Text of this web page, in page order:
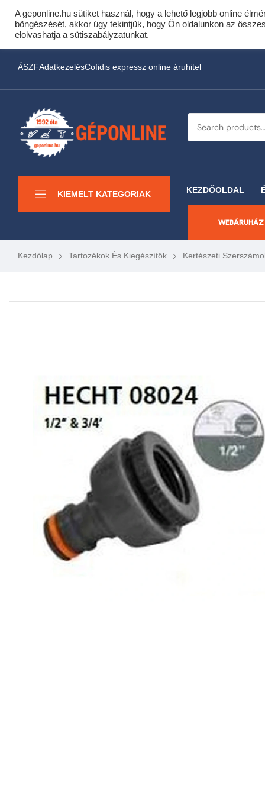
Most minden akciós
ÁSZFAdatkezelésCofidis expressz online áruhitel
KIEMELT KATEGÓRIÁK KEZDŐOLDAL
Kezdőlap Tartozékok És Kiegészítők Kertészeti
A geponline.hu sütiket használ, hogy a lehető legjobb online
böngészését, akkor úgy tekintjük, hogy Ön oldalunkon az
elolvashatja a sütiszabályzatunkat.